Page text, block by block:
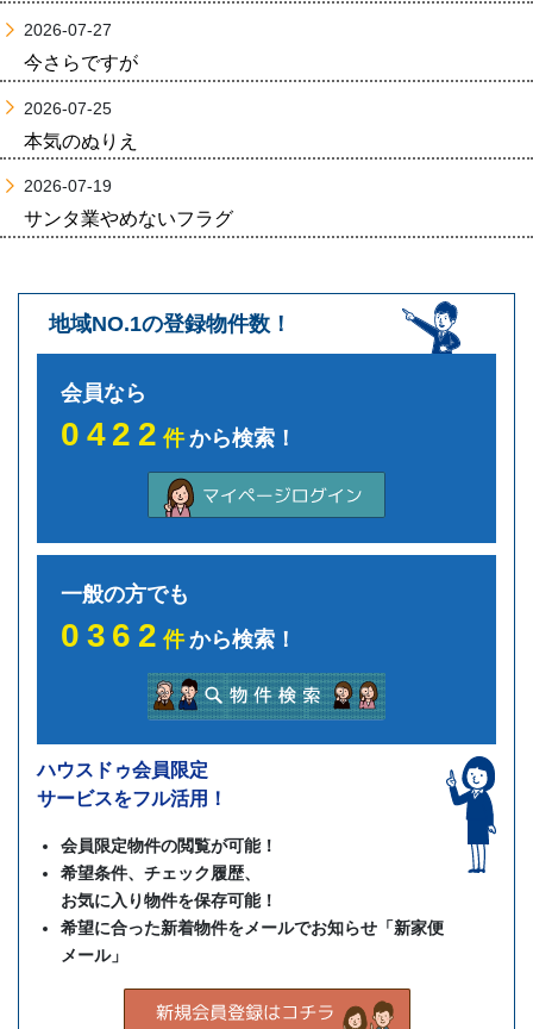
2026-07-27
今さらですが
2026-07-25
本気のぬりえ
2026-07-19
サンタ業やめないフラグ
地域NO.1の登録物件数！
会員なら
0422件から検索！
一般の方でも
0362件から検索！
ハウスドゥ会員限定
サービスをフル活用！
会員限定物件の閲覧が可能！
希望条件、チェック履歴、
お気に入り物件を保存可能！
希望に合った新着物件をメールでお知らせ「新家便
メール」